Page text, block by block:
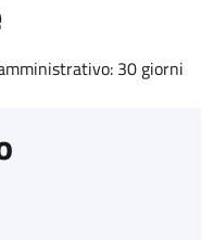
30 giorni